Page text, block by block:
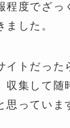
程度でざっ
ました。
イトだった
収集して随
思っていま